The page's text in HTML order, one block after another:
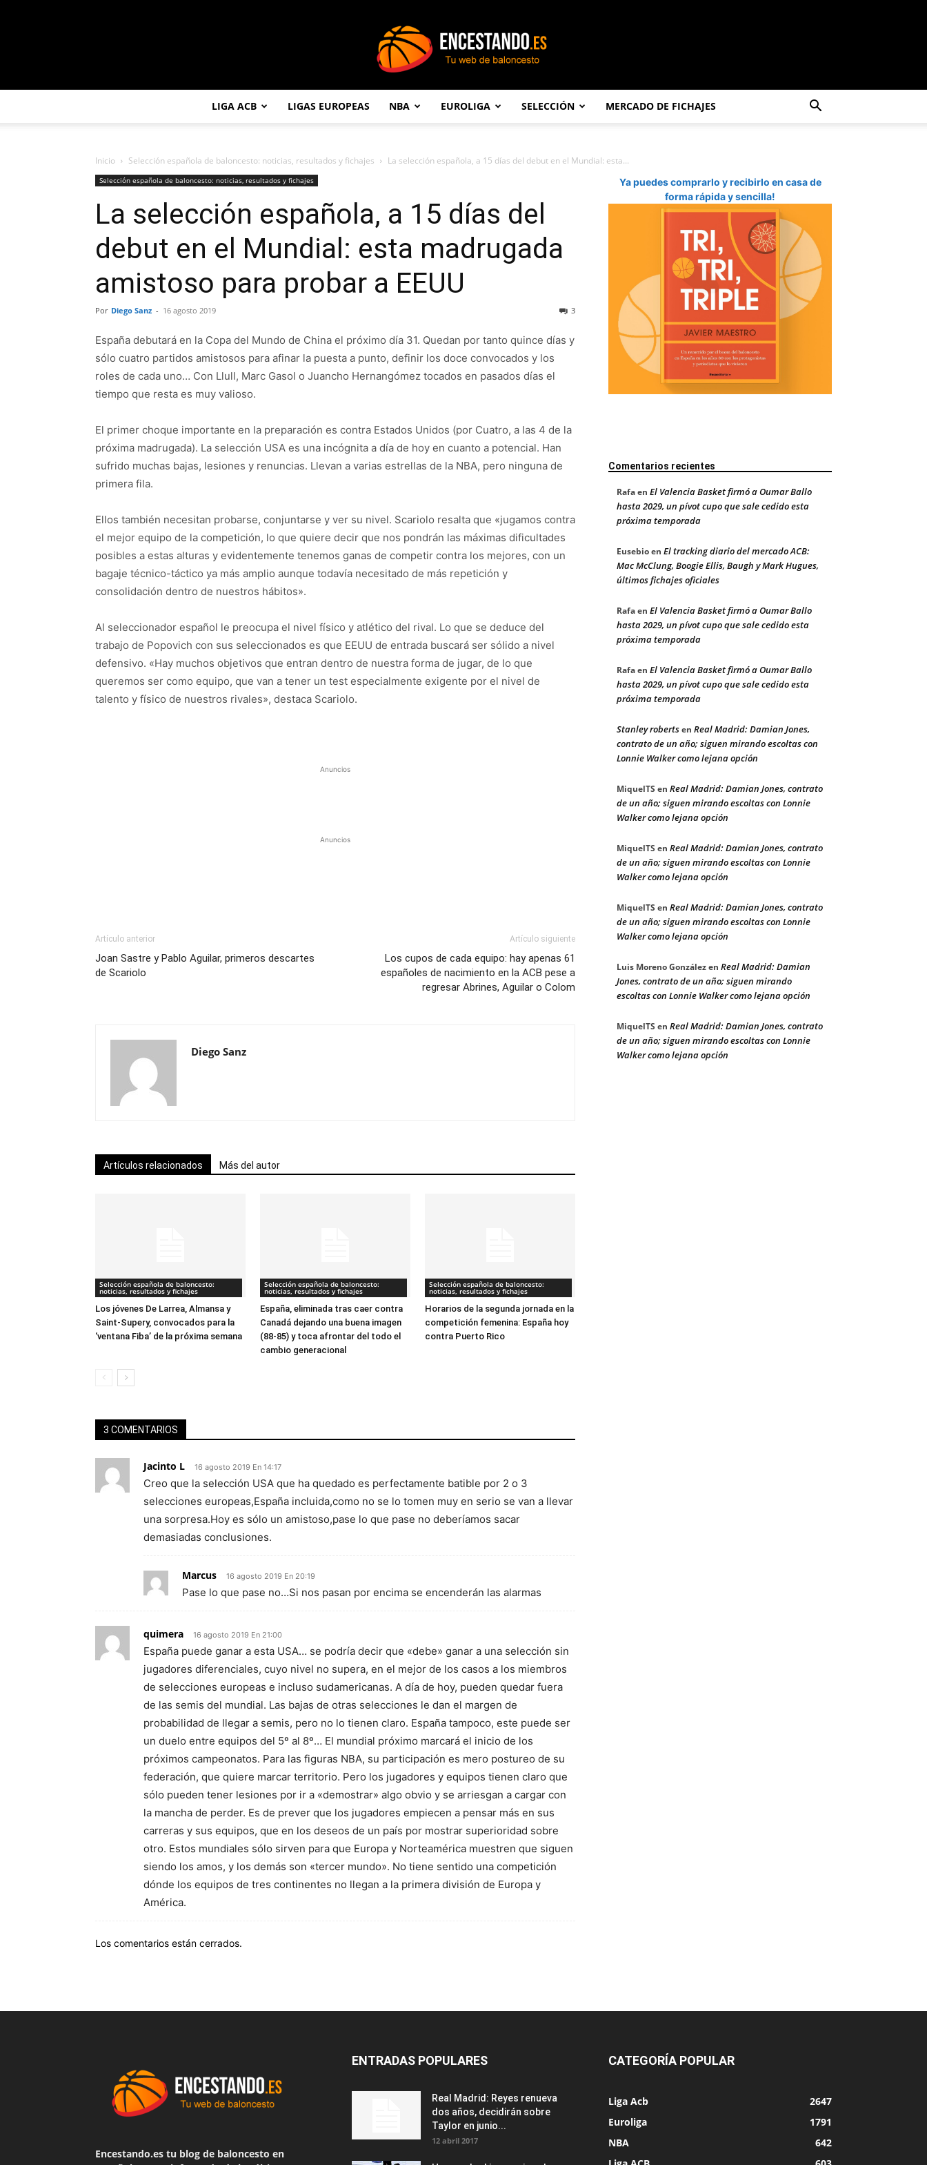
LIGA ACB LIGAS EUROPEAS NBA EUROLIGA SELECCIÓN MERCADO DE FICHAJES
Inicio Selección española de baloncesto: noticias, resultados y fichajes La selección española, a 15 días del debut en el Mundial: esta...
Selección española de baloncesto: noticias, resultados y fichajes
La selección española, a 15 días del
debut en el Mundial: esta madrugada
amistoso para probar a EEUU
Por Diego Sanz - 16 agosto 2019 3
España debutará en la Copa del Mundo de China el próximo día 31. Quedan por tanto quince días y
sólo cuatro partidos amistosos para afinar la puesta a punto, definir los doce convocados y los
roles de cada uno… Con Llull, Marc Gasol o Juancho Hernangómez tocados en pasados días el
tiempo que resta es muy valioso.
El primer choque importante en la preparación es contra Estados Unidos (por Cuatro, a las 4 de la
próxima madrugada). La selección USA es una incógnita a día de hoy en cuanto a potencial. Han
sufrido muchas bajas, lesiones y renuncias. Llevan a varias estrellas de la NBA, pero ninguna de
primera fila.
Ellos también necesitan probarse, conjuntarse y ver su nivel. Scariolo resalta que «jugamos contra
el mejor equipo de la competición, lo que quiere decir que nos pondrán las máximas dificultades
posibles a estas alturas y evidentemente tenemos ganas de competir contra los mejores, con un
bagaje técnico-táctico ya más amplio aunque todavía necesitado de más repetición y
consolidación dentro de nuestros hábitos».
Al seleccionador español le preocupa el nivel físico y atlético del rival. Lo que se deduce del
trabajo de Popovich con sus seleccionados es que EEUU de entrada buscará ser sólido a nivel
defensivo. «Hay muchos objetivos que entran dentro de nuestra forma de jugar, de lo que
queremos ser como equipo, que van a tener un test especialmente exigente por el nivel de
talento y físico de nuestros rivales», destaca Scariolo.
Anuncios
Anuncios
Artículo anterior
Joan Sastre y Pablo Aguilar, primeros descartes
de Scariolo
Artículo siguiente
Los cupos de cada equipo: hay apenas 61
españoles de nacimiento en la ACB pese a
regresar Abrines, Aguilar o Colom
Diego Sanz
Artículos relacionados Más del autor
Selección española de baloncesto:
noticias, resultados y fichajes
Los jóvenes De Larrea, Almansa y
Saint-Supery, convocados para la
‘ventana Fiba’ de la próxima semana
Selección española de baloncesto:
noticias, resultados y fichajes
España, eliminada tras caer contra
Canadá dejando una buena imagen
(88-85) y toca afrontar del todo el
cambio generacional
Selección española de baloncesto:
noticias, resultados y fichajes
Horarios de la segunda jornada en la
competición femenina: España hoy
contra Puerto Rico
3 COMENTARIOS
Jacinto L 16 agosto 2019 En 14:17
Creo que la selección USA que ha quedado es perfectamente batible por 2 o 3
selecciones europeas,España incluida,como no se lo tomen muy en serio se van a llevar
una sorpresa.Hoy es sólo un amistoso,pase lo que pase no deberíamos sacar
demasiadas conclusiones.
Marcus 16 agosto 2019 En 20:19
Pase lo que pase no…Si nos pasan por encima se encenderán las alarmas
quimera 16 agosto 2019 En 21:00
España puede ganar a esta USA… se podría decir que «debe» ganar a una selección sin
jugadores diferenciales, cuyo nivel no supera, en el mejor de los casos a los miembros
de selecciones europeas e incluso sudamericanas. A día de hoy, pueden quedar fuera
de las semis del mundial. Las bajas de otras selecciones le dan el margen de
probabilidad de llegar a semis, pero no lo tienen claro. España tampoco, este puede ser
un duelo entre equipos del 5º al 8º… El mundial próximo marcará el inicio de los
próximos campeonatos. Para las figuras NBA, su participación es mero postureo de su
federación, que quiere marcar territorio. Pero los jugadores y equipos tienen claro que
sólo pueden tener lesiones por ir a «demostrar» algo obvio y se arriesgan a cargar con
la mancha de perder. Es de prever que los jugadores empiecen a pensar más en sus
carreras y sus equipos, que en los deseos de un país por mostrar superioridad sobre
otro. Estos mundiales sólo sirven para que Europa y Norteamérica muestren que siguen
siendo los amos, y los demás son «tercer mundo». No tiene sentido una competición
dónde los equipos de tres continentes no llegan a la primera división de Europa y
América.
Los comentarios están cerrados.
Ya puedes comprarlo y recibirlo en casa de
forma rápida y sencilla!
Comentarios recientes
Rafaen El Valencia Basket firmó a Oumar Ballo
hasta 2029, un pívot cupo que sale cedido esta
próxima temporada
Eusebioen El tracking diario del mercado ACB:
Mac McClung, Boogie Ellis, Baugh y Mark Hugues,
últimos fichajes oficiales
Rafaen El Valencia Basket firmó a Oumar Ballo
hasta 2029, un pívot cupo que sale cedido esta
próxima temporada
Rafaen El Valencia Basket firmó a Oumar Ballo
hasta 2029, un pívot cupo que sale cedido esta
próxima temporada
Stanley robertsen Real Madrid: Damian Jones,
contrato de un año; siguen mirando escoltas con
Lonnie Walker como lejana opción
MiquelTS en Real Madrid: Damian Jones, contrato
de un año; siguen mirando escoltas con Lonnie
Walker como lejana opción
MiquelTS en Real Madrid: Damian Jones, contrato
de un año; siguen mirando escoltas con Lonnie
Walker como lejana opción
MiquelTS en Real Madrid: Damian Jones, contrato
de un año; siguen mirando escoltas con Lonnie
Walker como lejana opción
Luis Moreno Gonzálezen Real Madrid: Damian
Jones, contrato de un año; siguen mirando
escoltas con Lonnie Walker como lejana opción
MiquelTS en Real Madrid: Damian Jones, contrato
de un año; siguen mirando escoltas con Lonnie
Walker como lejana opción
Encestando.es tu blog de baloncesto en
ENTRADAS POPULARES
Real Madrid: Reyes renueva
dos años, decidirán sobre
Taylor en junio...
12 abril 2017
CATEGORÍA POPULAR
Liga Acb
2647
Euroliga
1791
NBA
642